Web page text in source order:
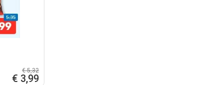
€ 5,32
€ 3,99